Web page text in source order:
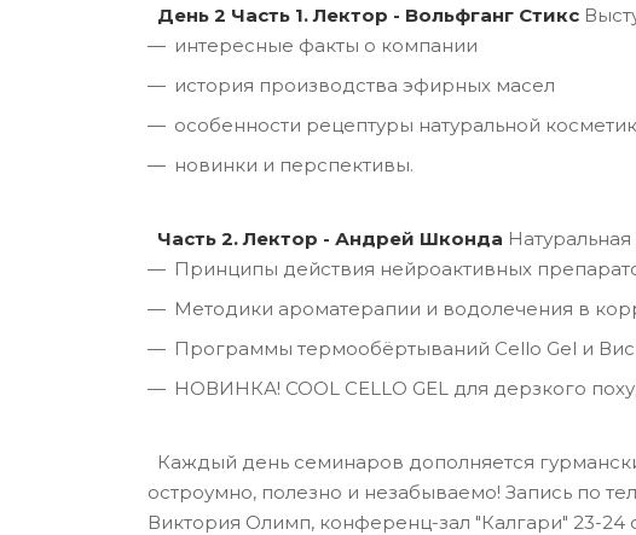
День 2 Часть 1. Лектор - Вольфганг Стикс
интересные факты о компании
история производства эфирных масел
особенности рецептуры натуральной
новинки и перспективы.
Часть 2. Лектор - Андрей Шконда
Принципы действия нейроактивных
Методики ароматерапии и водолечения в
Программы термообёртываний Cello Gel и
НОВИНКА! COOL CELLO GEL для дерзкого
Каждый день семинаров дополняется
остроумно, полезно и незабываемо! Запись по
Виктория Олимп, конференц-зал "Калгари" 23-24